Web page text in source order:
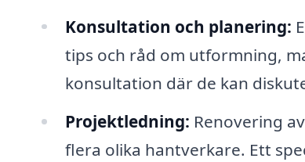
Konsultation och planering:
tips och råd om utformning,
konsultation där de kan
Projektledning: Renovering
flera olika hantverkare. Ett